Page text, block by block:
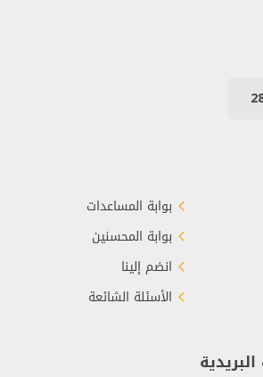
بوابة المساعدات
بوابة المحسنين
انضم إلينا
الأسئلة الشائعة